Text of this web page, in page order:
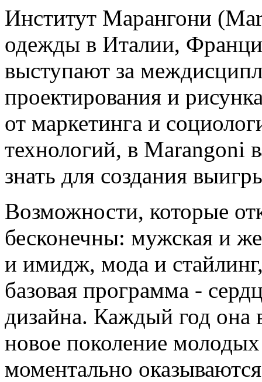
Институт Марангони
одежды в Италии,
выступают за
проектирования и
от маркетинга и
технологий, в Marangoni
знать для создания
Возможности, которые
бесконечны: мужская и
и имидж, мода и
базовая программа -
дизайна. Каждый год
новое поколение
моментально